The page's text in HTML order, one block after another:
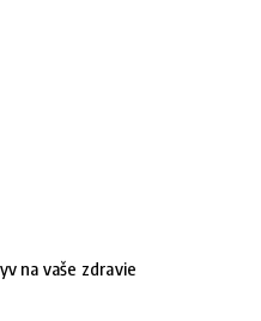
na vaše zdravie